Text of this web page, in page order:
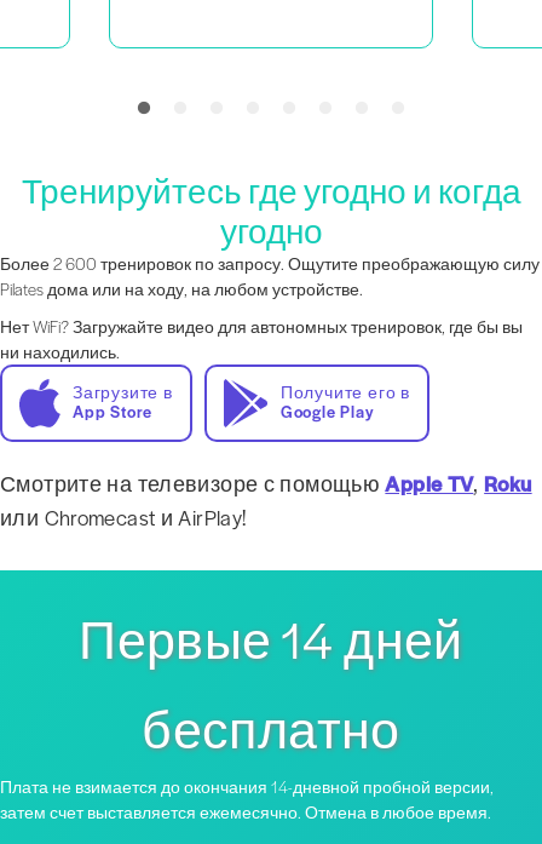
Тренируйтесь где угодно и когда
угодно
Более 2 600 тренировок по запросу. Ощутите преображающую силу
Pilates дома или на ходу, на любом устройстве.
Нет WiFi? Загружайте видео для автономных тренировок, где бы вы
ни находились.
Загрузите в
App Store
Получите его в
Google Play
Смотрите на телевизоре с помощьюApple TV, Roku
или Chromecast и AirPlay!
Первые 14 дней
бесплатно
Плата не взимается до окончания 14-дневной пробной версии,
затем счет выставляется ежемесячно. Отмена в любое время.